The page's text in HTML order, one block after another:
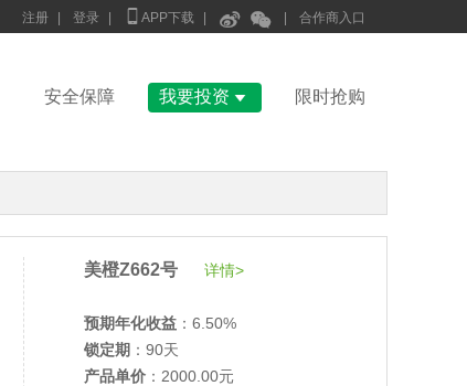
注册 登录  APP下载   合作商入口
安全保障 我要投资  限时抢购
美橙Z662号 详情>
预期年化收益 ：6.50%
锁定期 ：90天
产品单价 ：2000.00元